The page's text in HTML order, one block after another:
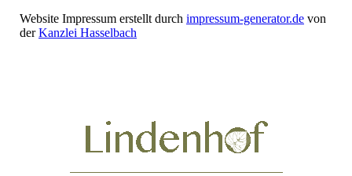
Website Impressum erstellt durch impressum-generator.de von
derKanzlei Hasselbach